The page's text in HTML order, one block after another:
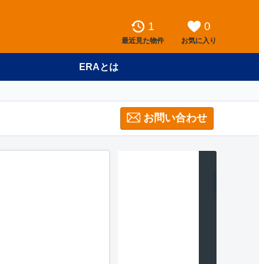
1
最近見た物件
0
お気に入り
ERAとは
お問い合わせ